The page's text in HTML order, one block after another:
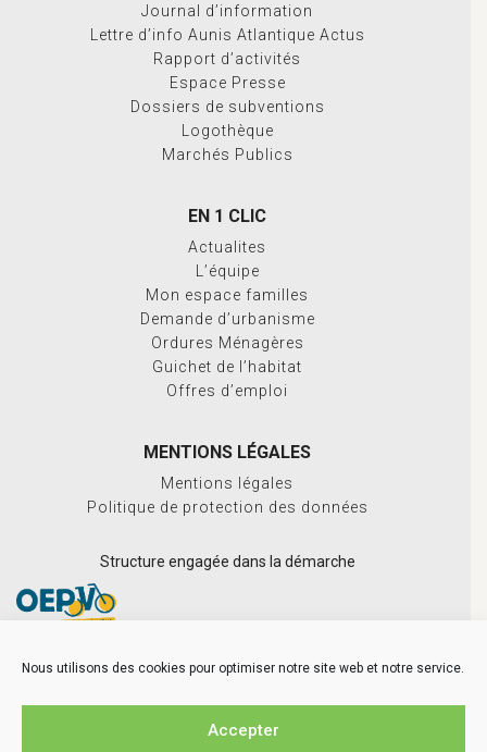
Nous utilisons des cookies pour optimiser notre site web et notre service.
Accepter
Journal d’information
Lettre d’info Aunis Atlantique Actus
Rapport d’activités
Espace Presse
Dossiers de subventions
Logothèque
Marchés Publics
EN 1 CLIC
Actualites
L’équipe
Mon espace familles
Demande d’urbanisme
Ordures Ménagères
Guichet de l’habitat
Offres d’emploi
MENTIONS LÉGALES
Mentions légales
Politique de protection des données
Structure engagée dans la démarche